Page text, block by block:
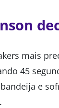
mais
45
e